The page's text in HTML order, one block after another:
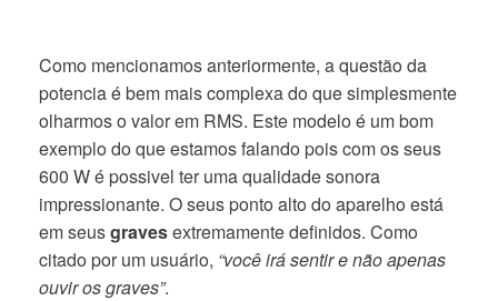
Como mencionamos anteriormente, a questão da
potencia é bem mais complexa do que simplesmente
olharmos o valor em RMS. Este modelo é um bom
exemplo do que estamos falando pois com os seus
600 W é possivel ter uma qualidade sonora
impressionante. O seus ponto alto do aparelho está
em seusgravesextremamente definidos. Como
citado por um usuário, “você irá sentir e não apenas
ouvir os graves”.